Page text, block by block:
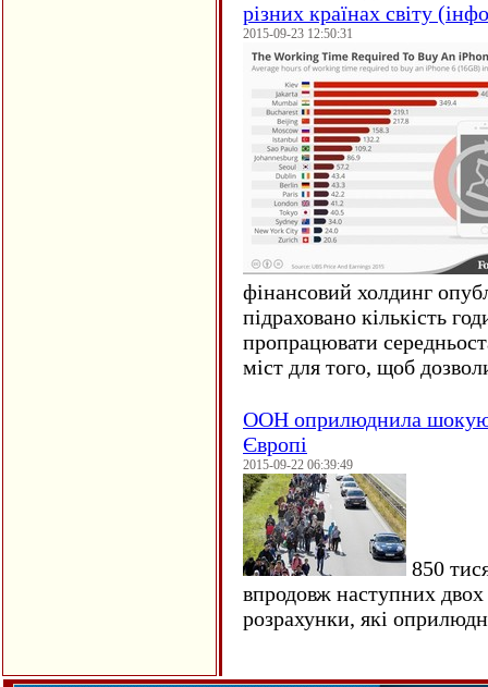
різних країнах світу
2015-09-23 12:50:31
фінансовий холдинг
підраховано кількість
пропрацювати
міст для того, щоб
ООН оприлюднила
Європі
2015-09-22 06:39:49
850
впродовж наступних
розрахунки, які